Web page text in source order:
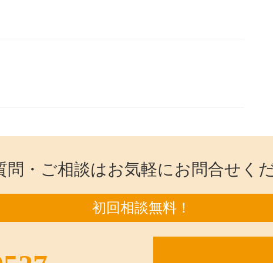
問・ご相談はお気軽にお問合せく
初回相談無料！